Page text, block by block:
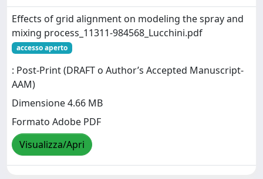
Effects of grid alignment on modeling the spray and
mixing process_11311-984568_Lucchini.pdf
accesso aperto
: Post-Print (DRAFT o Author’s Accepted Manuscript-
AAM)
Dimensione 4.66 MB
Formato Adobe PDF
Visualizza/Apri